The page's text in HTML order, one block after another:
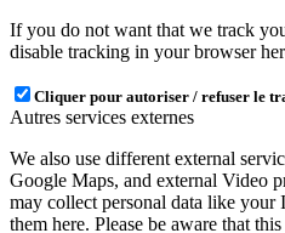
If you do not want that we track
disable tracking in your browser
Cliquer pour autoriser / refuser le
Autres services externes
We also use different external
Google Maps, and external Video
may collect personal data like
them here. Please be aware that